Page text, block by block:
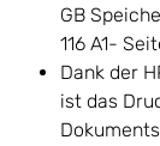
GB
116 A1-
Dank der
ist das